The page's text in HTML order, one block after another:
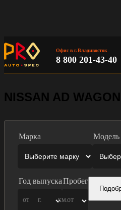
Офис в г.Владивосток
8 800 201-43-40
NISSAN AD
Марка Модель
Год выпуска
от г.
Пробег
от
км.